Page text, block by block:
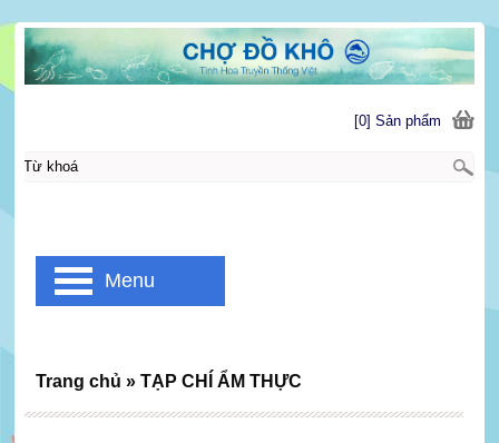
Trang chủ » TẠP CHÍ ẨM THỰC
[0] Sản phẩm
Menu